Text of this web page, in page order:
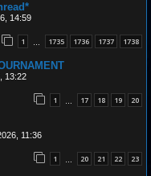
14:59
1 … 1735 1736 1737 1738
13:22
1 … 17 18 19 20
11:36
1 … 20 21 22 23